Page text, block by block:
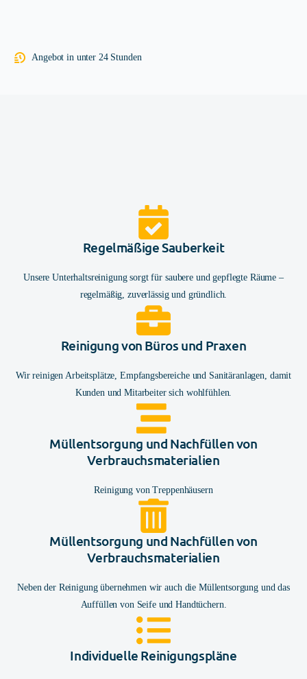
Angebot in unter 24 Stunden
Regelmäßige Sauberkeit
Unsere Unterhaltsreinigung sorgt für saubere und gepflegte Räume –
regelmäßig, zuverlässig und gründlich.
Reinigung von Büros und Praxen
Wir reinigen Arbeitsplätze, Empfangsbereiche und Sanitäranlagen, damit
Kunden und Mitarbeiter sich wohlfühlen.
Müllentsorgung und Nachfüllen von
Verbrauchsmaterialien
Reinigung von Treppenhäusern
Müllentsorgung und Nachfüllen von
Verbrauchsmaterialien
Neben der Reinigung übernehmen wir auch die Müllentsorgung und das
Auffüllen von Seife und Handtüchern.
Individuelle Reinigungspläne